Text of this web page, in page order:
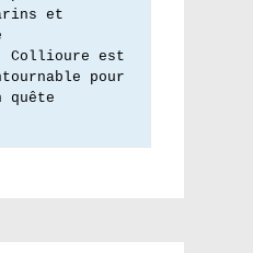
et
Collioure est
pour
quête